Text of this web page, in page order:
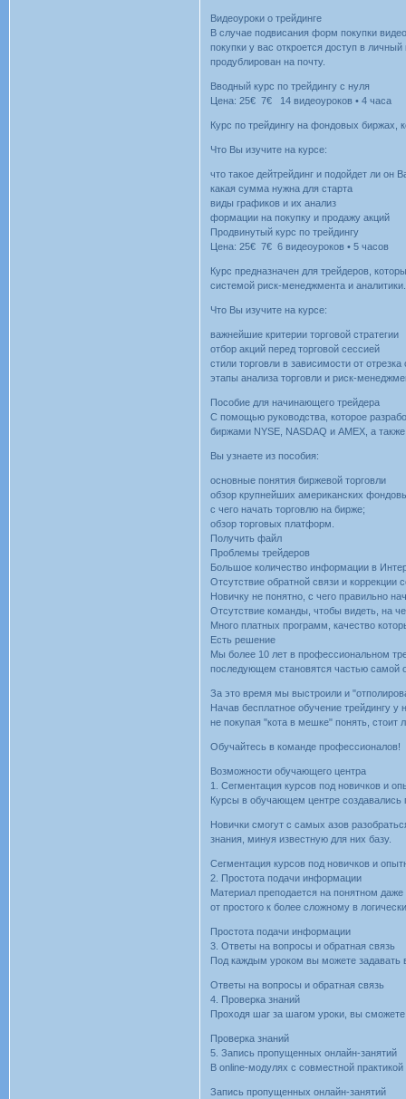
Видеоуроки о трейдинге
В случае подвисания форм покупки
покупки у вас откроется доступ в
продублирован на почту.
Вводный курс по трейдингу с нуля
Цена: 25€ 7€ 14 видеоуроков • 4 часа
Курс по трейдингу на фондовых биржах,
Что Вы изучите на курсе:
что такое дейтрейдинг и подойдет ли он
какая сумма нужна для старта
виды графиков и их анализ
формации на покупку и продажу акций
Продвинутый курс по трейдингу
Цена: 25€ 7€ 6 видеоуроков • 5 часов
Курс предназначен для трейдеров,
системой риск-менеджмента и аналитики.
Что Вы изучите на курсе:
важнейшие критерии торговой стратегии
отбор акций перед торговой сессией
стили торговли в зависимости от отрезка
этапы анализа торговли и риск-
Пособие для начинающего трейдера
С помощью руководства, которое
биржами NYSE, NASDAQ и AMEX, а
Вы узнаете из пособия:
основные понятия биржевой торговли
обзор крупнейших американских
с чего начать торговлю на бирже;
обзор торговых платформ.
Получить файл
Проблемы трейдеров
Большое количество информации в
Отсутствие обратной связи и коррекции
Новичку не понятно, с чего правильно
Отсутствие команды, чтобы видеть, на
Много платных программ, качество
Есть решение
Мы более 10 лет в профессиональном
последующем становятся частью самой
За это время мы выстроили и
Начав бесплатное обучение трейдингу
не покупая "кота в мешке" понять, стоит
Обучайтесь в команде профессионалов!
Возможности обучающего центра
1. Сегментация курсов под новичков и
Курсы в обучающем центре создавались
Новички смогут с самых азов
знания, минуя известную для них базу.
Сегментация курсов под новичков и
2. Простота подачи информации
Материал преподается на понятном
от простого к более сложному в
Простота подачи информации
3. Ответы на вопросы и обратная связь
Под каждым уроком вы можете задавать
Ответы на вопросы и обратная связь
4. Проверка знаний
Проходя шаг за шагом уроки, вы
Проверка знаний
5. Запись пропущенных онлайн-занятий
В online-модулях с совместной
Запись пропущенных онлайн-занятий